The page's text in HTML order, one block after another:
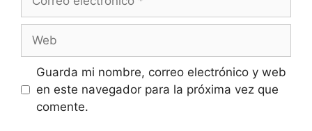
electrónico
Guarda mi nombre, correo electrónico y web
en este navegador para la próxima vez que
comente.